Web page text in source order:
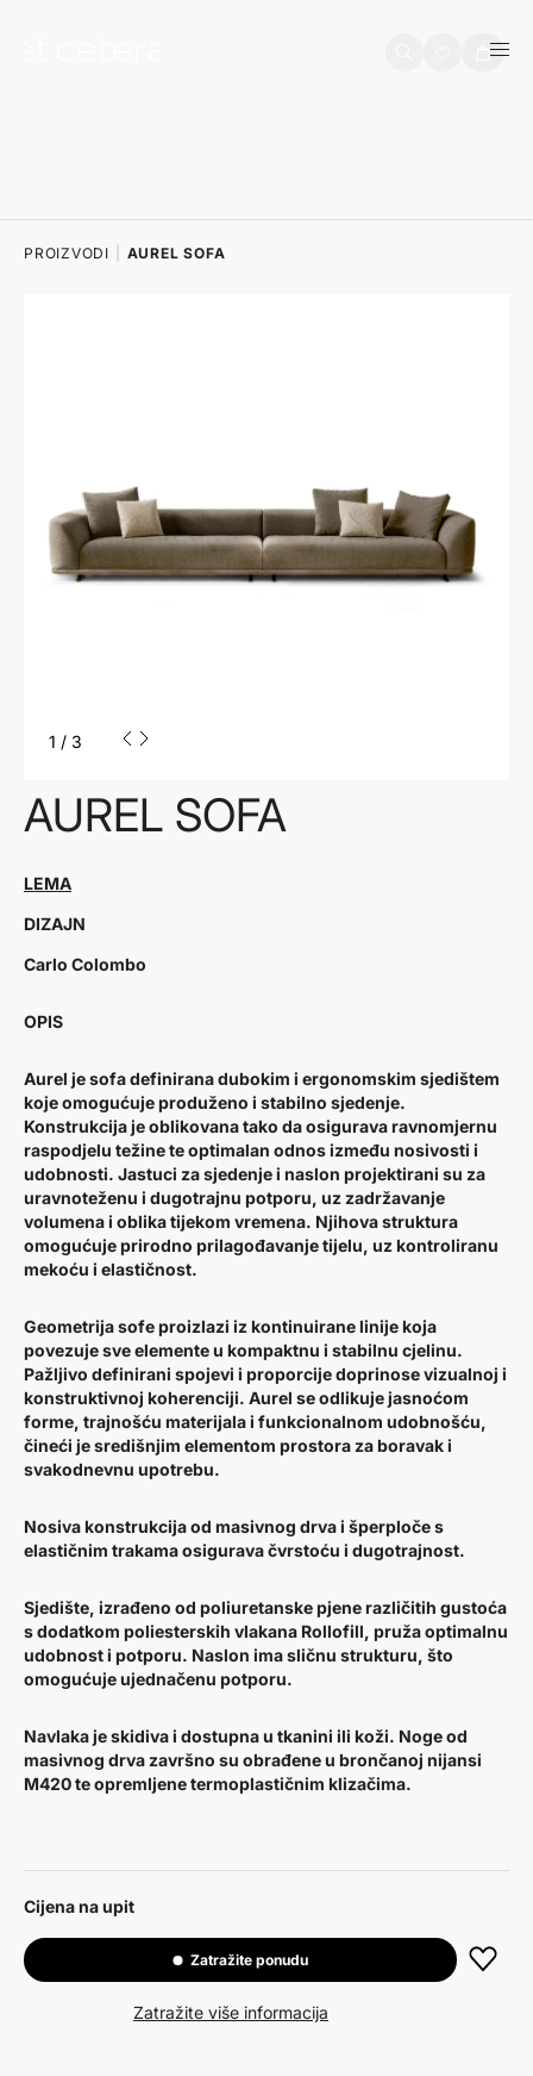
Košarica
PROIZVODI AUREL SOFA
1 / 3
AUREL SOFA
LEMA
DIZAJN
Carlo Colombo
OPIS
Aurel je sofa definirana dubokim i ergonomskim sjedištem
koje omogućuje produženo i stabilno sjedenje.
Konstrukcija je oblikovana tako da osigurava ravnomjernu
raspodjelu težine te optimalan odnos između nosivosti i
udobnosti. Jastuci za sjedenje i naslon projektirani su za
uravnoteženu i dugotrajnu potporu, uz zadržavanje
volumena i oblika tijekom vremena. Njihova struktura
omogućuje prirodno prilagođavanje tijelu, uz kontroliranu
mekoću i elastičnost.
Geometrija sofe proizlazi iz kontinuirane linije koja
povezuje sve elemente u kompaktnu i stabilnu cjelinu.
Pažljivo definirani spojevi i proporcije doprinose vizualnoj i
konstruktivnoj koherenciji. Aurel se odlikuje jasnoćom
forme, trajnošću materijala i funkcionalnom udobnošću,
čineći je središnjim elementom prostora za boravak i
svakodnevnu upotrebu.
Nosiva konstrukcija od masivnog drva i šperploče s
elastičnim trakama osigurava čvrstoću i dugotrajnost.
Sjedište, izrađeno od poliuretanske pjene različitih gustoća
s dodatkom poliesterskih vlakana Rollofill, pruža optimalnu
udobnost i potporu. Naslon ima sličnu strukturu, što
omogućuje ujednačenu potporu.
Navlaka je skidiva i dostupna u tkanini ili koži. Noge od
masivnog drva završno su obrađene u brončanoj nijansi
M420 te opremljene termoplastičnim klizačima.
Cijena na upit
Zatražite ponudu
Zatražite više informacija